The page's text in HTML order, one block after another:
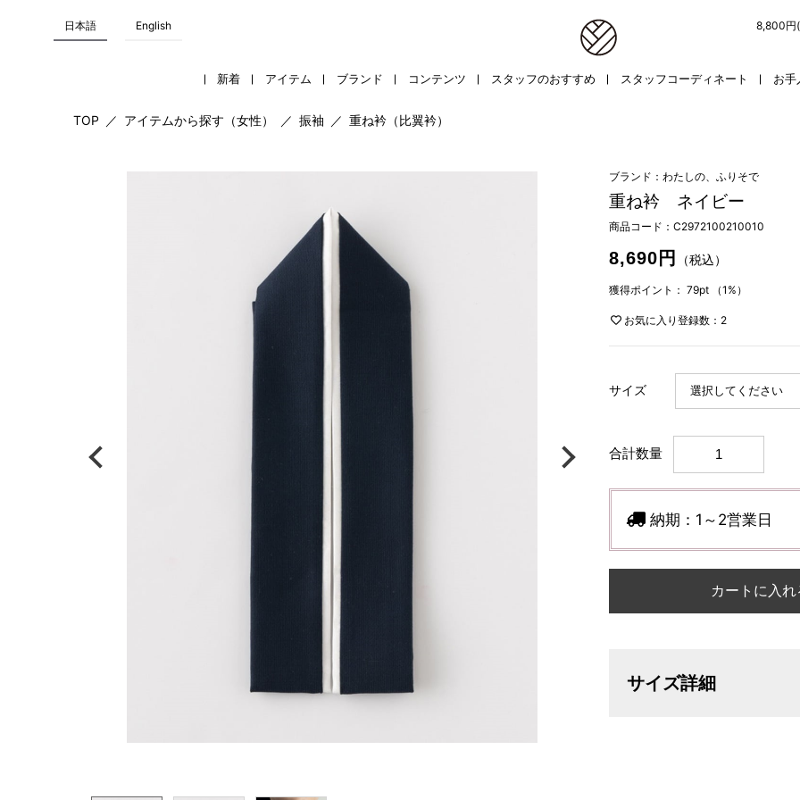
日本語 English 8,800円
新着 アイテム ブランド コンテンツ スタッフのおすすめ スタッフコーディネート お手
TOP ／ アイテムから探す（女性） ／ 振袖 ／ 重ね衿（比翼衿）
ブランド：わたしの、ふりそで
重ね衿 ネイビー
商品コード： C2972100210010
8,690円 （税込）
獲得ポイント： 79pt （1%）
お気に入り登録数：2
サイズ
合計数量
納期： 1～2営業日
カートに入れ
サイズ詳細